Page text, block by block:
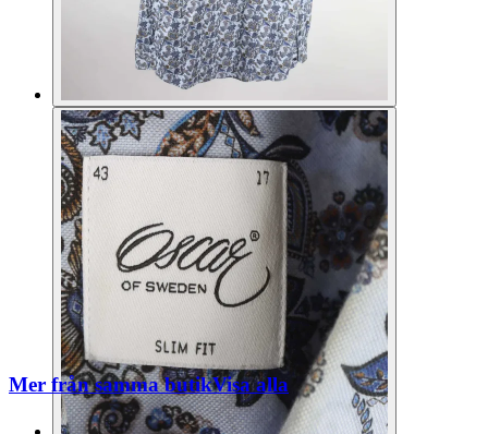
Mer från samma butikVisa alla